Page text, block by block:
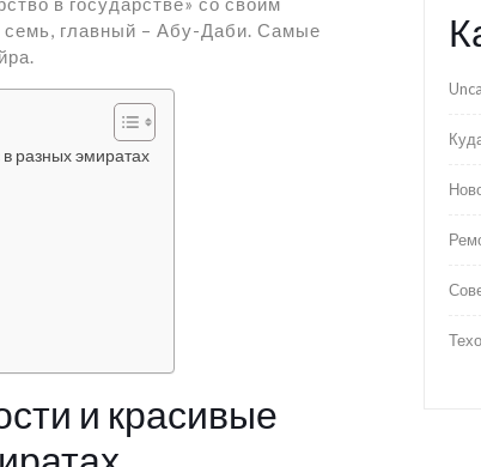
семь, главный – Абу-Даби. Самые
разных эмиратах
и красивые